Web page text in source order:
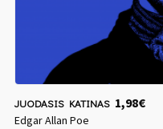
JUODASIS KATINAS 1,98€
Edgar Allan Poe